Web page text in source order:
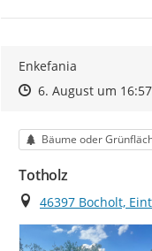
Enkefania
Zeitpunkt des
Zeitpunkt des
6. August um 16:57
Kategorie
Bäume oder
Totholz
Ort
46397 Bocholt,